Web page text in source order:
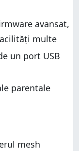
avansat,
multe
un port USB
parentale
mesh